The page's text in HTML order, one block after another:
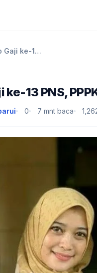
Rincian Lengkap Gaji ke-13 PNS, PPPK, TNI/Polri, d...
ke-13 PNS,
0 7 mnt baca